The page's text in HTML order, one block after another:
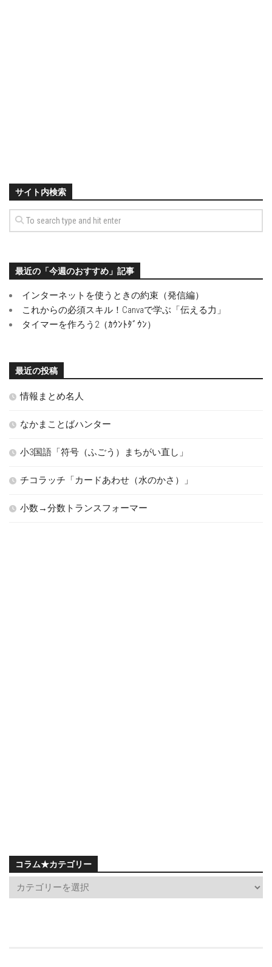
サイト内検索
最近の「今週のおすすめ」記事
インターネットを使うときの約束（発信編）
これからの必須スキル！Canvaで学ぶ「伝える力」
タイマーを作ろう2（ｶｳﾝﾄﾀﾞｳﾝ）
最近の投稿
情報まとめ名人
なかまことばハンター
小3国語「符号（ふごう）まちがい直し」
チコラッチ「カードあわせ（水のかさ）」
小数→分数トランスフォーマー
コラム★カテゴリー